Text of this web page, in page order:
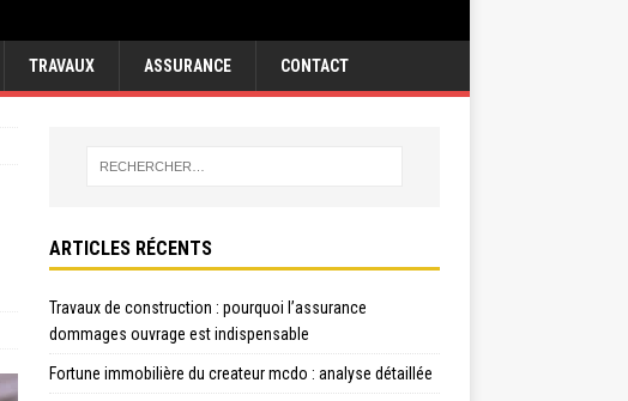
TRAVAUX ASSURANCE CONTACT
ARTICLES RÉCENTS
Travaux de construction : pourquoi l’assurance
dommages ouvrage est indispensable
Fortune immobilière du createur mcdo : analyse détaillée